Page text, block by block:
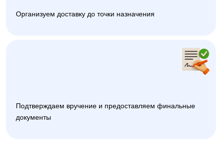
Организуем доставку до точки назначения
Подтверждаем вручение и предоставляем финальные
документы